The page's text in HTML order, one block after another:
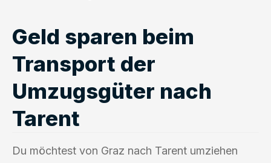
Geld sparen beim
Transport der
Umzugsgüter nach
Tarent
Du möchtest von Graz nach Tarent umziehen